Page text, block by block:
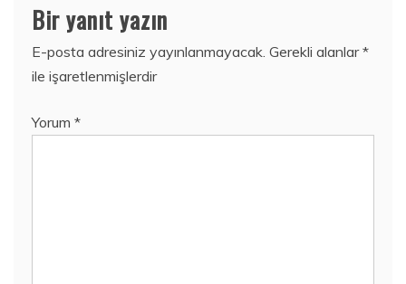
Bir yanıt yazın
E-posta adresiniz yayınlanmayacak. Gerekli alanlar*
ile işaretlenmişlerdir
Yorum *